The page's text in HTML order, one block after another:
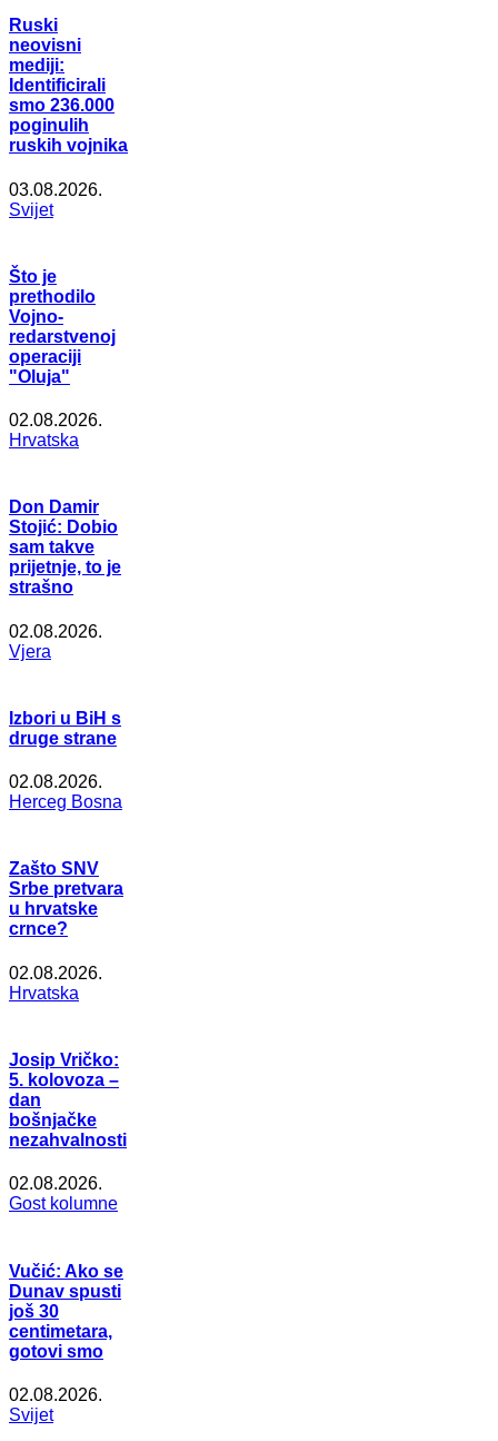
Ruski
neovisni
mediji:
Identificirali
smo 236.000
poginulih
ruskih vojnika
03.08.2026.
Svijet
Što je
prethodilo
Vojno-
redarstvenoj
operaciji
"Oluja"
02.08.2026.
Hrvatska
Don Damir
Stojić: Dobio
sam takve
prijetnje, to je
strašno
02.08.2026.
Vjera
Izbori u BiH s
druge strane
02.08.2026.
Herceg Bosna
Zašto SNV
Srbe pretvara
u hrvatske
crnce?
02.08.2026.
Hrvatska
Josip Vričko:
5. kolovoza –
dan
bošnjačke
nezahvalnosti
02.08.2026.
Gost kolumne
Vučić: Ako se
Dunav spusti
još 30
centimetara,
gotovi smo
02.08.2026.
Svijet